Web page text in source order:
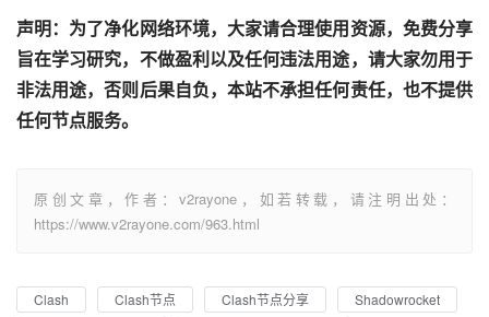
声明：为了净化网络环境，大家请合理使用资源，免费分享
旨在学习研究，不做盈利以及任何违法用途，请大家勿用于
非法用途，否则后果自负，本站不承担任何责任，也不提供
任何节点服务。
原创文章，作者：v2rayone，如若转载，请注明出处：
https://www.v2rayone.com/963.html
Clash Clash节点 Clash节点分享
Shadowrocket